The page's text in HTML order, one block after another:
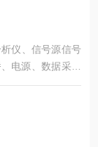
仪、信号源信号
电源、数据采集
天馈线测试仪安
艾法斯、日本菊